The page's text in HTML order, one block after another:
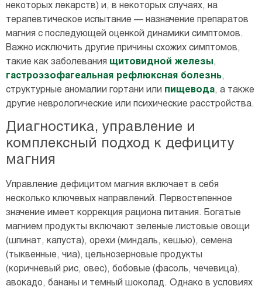
некоторых лекарств) и, в некоторых случаях, на
терапевтическое испытание — назначение препаратов
магния с последующей оценкой динамики симптомов.
Важно исключить другие причины схожих симптомов,
такие как заболевания щитовидной железы ,
гастроэзофагеальная рефлюксная болезнь,
структурные аномалии гортани или пищевода, а также
другие неврологические или психические расстройства.
Диагностика, управление и
комплексный подход к дефициту
магния
Управление дефицитом магния включает в себя
несколько ключевых направлений. Первостепенное
значение имеет коррекция рациона питания. Богатые
магнием продукты включают зеленые листовые овощи
(шпинат, капуста), орехи (миндаль, кешью), семена
(тыквенные, чиа), цельнозерновые продукты
(коричневый рис, овес), бобовые (фасоль, чечевица),
авокадо, бананы и темный шоколад. Однако в условиях